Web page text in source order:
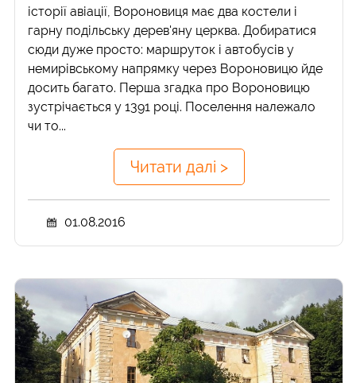
історії авіації, Вороновиця має два костели і
гарну подільську дерев'яну церква. Добиратися
сюди дуже просто: маршруток і автобусів у
немирівському напрямку через Вороновицю йде
досить багато. Перша згадка про Вороновицю
зустрічається у 1391 році. Поселення належало
чи то...
Читати далі >
01.08.2016